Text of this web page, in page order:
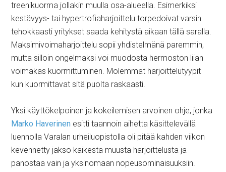
treenikuorma jollakin muulla osa-alueella. Esimerkiksi
kestävyys- tai hypertrofiaharjoittelu torpedoivat varsin
tehokkaasti yritykset saada kehitystä aikaan tällä saralla.
Maksimivoimaharjoittelu sopii yhdistelmänä paremmin,
mutta silloin ongelmaksi voi muodosta hermoston liian
voimakas kuormittuminen. Molemmat harjoittelutyypit
kun kuormittavat sitä puolta raskaasti.
Yksi käyttökelpoinen ja kokeilemisen arvoinen ohje, jonka
Marko Haverinen esitti taannoin aihetta käsittelevällä
luennolla Varalan urheiluopistolla oli pitää kahden viikon
kevennetty jakso kaikesta muusta harjoittelusta ja
panostaa vain ja yksinomaan nopeusominaisuuksiin.